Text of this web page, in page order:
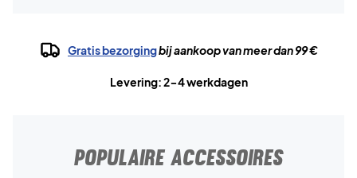
Gratis bezorgingbij aankoop van meer dan 99 €
Levering: 2-4 werkdagen
POPULAIRE ACCESSOIRES